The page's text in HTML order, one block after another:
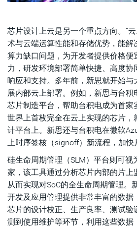
芯片设计上云是另一个重点方向。“云
术与云端运算性能和存储优势，能解
算力缺口问题，为开发者提供价格便
力，研发环境部署简单快捷、高度
响应和支持。多年前，新思就开始与
展内部云上部署。例如，新思与台积
芯片制造平台，帮助台积电成为首家
世界上首枚完全在云上实现的芯片，
计平台上。新思还与台积电在微软
上时序签核（signoff）新流程，加快
硅生命周期管理（SLM）平台则可视
家，该工具通过分析芯片内部的片上
从而实现对SoC的全生命周期管理。
开发及应用管理提供非常丰富的数据
芯片的设计校正、生产良率、测试验
测到使用维护等环节，利用这些数据